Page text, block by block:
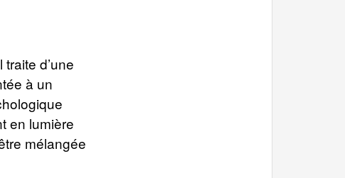
d’une
à un
en lumière
mélangée